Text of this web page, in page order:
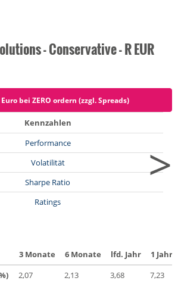
- Conservative - R EUR
bei ZERO ordern (zzgl. Spreads)
Kennzahlen
Performance
Volatilität
Sharpe Ratio
Ratings
>
3 Monate 6 Monate lfd. Jahr
1 Jahr
2,07 2,13 3,68
7,23